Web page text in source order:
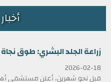
زراعة الجلد البشري: طوق
2026-02-18
قبل نحو شهرين، أعلن مستشفى